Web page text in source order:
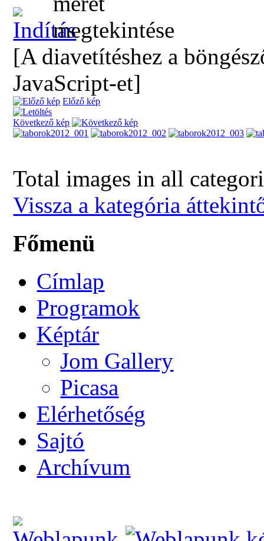
[A diavetítéshez a
JavaScript-et]
Előző kép
Következő kép
Total images in all
Vissza a kategória
Főmenü
Címlap
Programok
Képtár
Jom Gallery
Picasa
Elérhetőség
Sajtó
Archívum